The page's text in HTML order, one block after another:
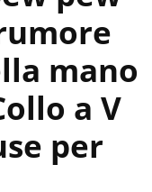
mano
a V
per